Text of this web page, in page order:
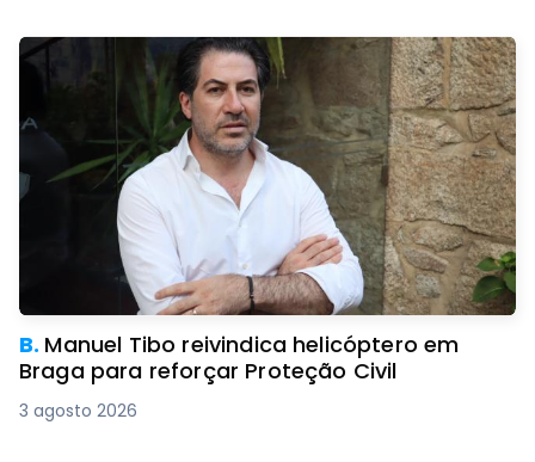
B. Manuel Tibo reivindica helicóptero em
Braga para reforçar Proteção Civil
3 agosto 2026